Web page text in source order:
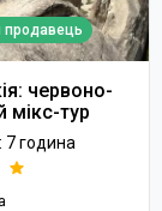
червоно-
мікс-тур
7 година